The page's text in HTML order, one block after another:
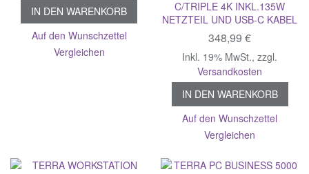
IN DEN WARENKORB
Auf den Wunschzettel
Vergleichen
C/TRIPLE 4K INKL.135W
NETZTEIL UND USB-C KABEL
348,99 €
Inkl. 19% MwSt.,zzgl.
Versandkosten
IN DEN WARENKORB
Auf den Wunschzettel
Vergleichen